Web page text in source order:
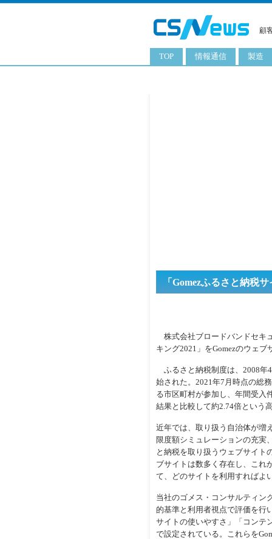
顧
TOP 情報通信 製造
「Gomezふるさと納税
株式会社ブロードバンドセキ
キング2021」をGomezのウェブ
ふるさと納税制度は、2008年
始された。2021年7月時点の総
る市区町村が参加し、年間受入
結果と比較して約2.74倍という
近年では、取り扱う自治体が増
限度額シミュレーションの充実
と納税を取り扱うウェブサイト
ブサイトは数多く存在し、これ
て、どのサイトを利用すればよ
当社のゴメス・コンサルティン
的基準と利用者視点で評価を行
サイトの使いやすさ」「コンテ
で設定されている。これらを